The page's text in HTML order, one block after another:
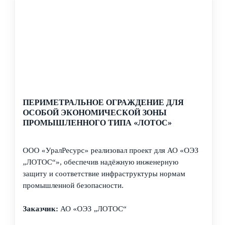
ПЕРИМЕТРАЛЬНОЕ ОГРАЖДЕНИЕ ДЛЯ
ОСОБОЙ ЭКОНОМИЧЕСКОЙ ЗОНЫ
ПРОМЫШЛЕННОГО ТИПА «ЛОТОС»
ООО «УралРесурс» реализовал проект для АО «ОЭЗ
„ЛОТОС“», обеспечив надёжную инженерную
защиту и соответствие инфраструктуры нормам
промышленной безопасности.
Заказчик: АО «ОЭЗ „ЛОТОС“